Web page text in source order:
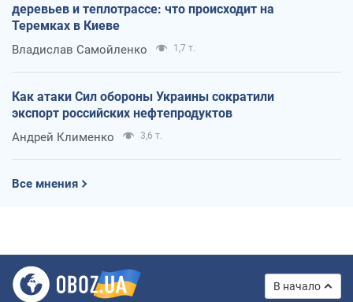
деревьев и теплотрассе: что происходит на
Теремках в Киеве
Владислав Самойленко 1,7 т.
Как атаки Сил обороны Украины сократили
экспорт российских нефтепродуктов
Андрей Клименко 3,6 т.
Все мнения
В начало